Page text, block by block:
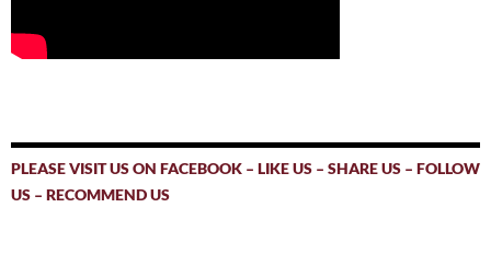
PLEASE VISIT US ON FACEBOOK – LIKE US – SHARE US – FOLLOW
US – RECOMMEND US